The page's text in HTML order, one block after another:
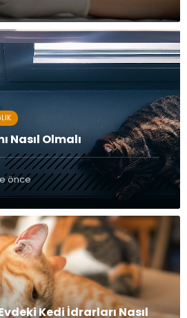
Nasıl Olmalı
önce
Kedi İdrarları Nasıl